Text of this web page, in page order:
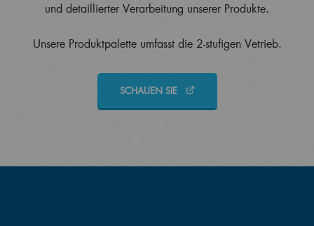
und detaillierter Verarbeitung unserer Produkte.
Unsere Produktpalette umfasst die 2-stufigen Vetrieb.
SCHAUEN SIE